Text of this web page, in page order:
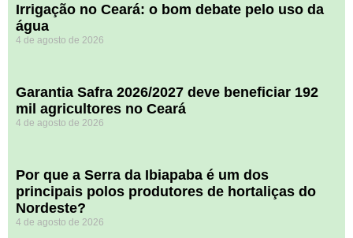
Irrigação no Ceará: o bom debate pelo uso da
água
4 de agosto de 2026
Garantia Safra 2026/2027 deve beneficiar 192
mil agricultores no Ceará
4 de agosto de 2026
Por que a Serra da Ibiapaba é um dos
principais polos produtores de hortaliças do
Nordeste?
4 de agosto de 2026